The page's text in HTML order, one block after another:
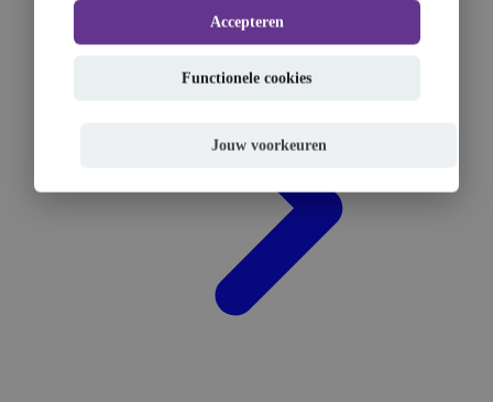
Accepteren
Functionele cookies
Jouw voorkeuren